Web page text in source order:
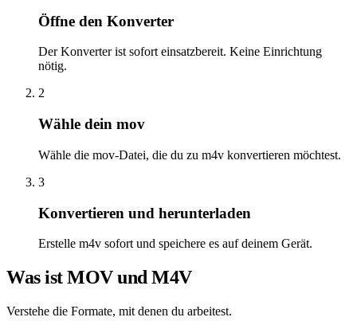
Öffne den Konverter
Der Konverter ist sofort einsatzbereit. Keine Einrichtung
nötig.
2
Wähle dein mov
Wähle die mov-Datei, die du zu m4v konvertieren möchtest.
3
Konvertieren und herunterladen
Erstelle m4v sofort und speichere es auf deinem Gerät.
Was ist MOV und M4V
Verstehe die Formate, mit denen du arbeitest.